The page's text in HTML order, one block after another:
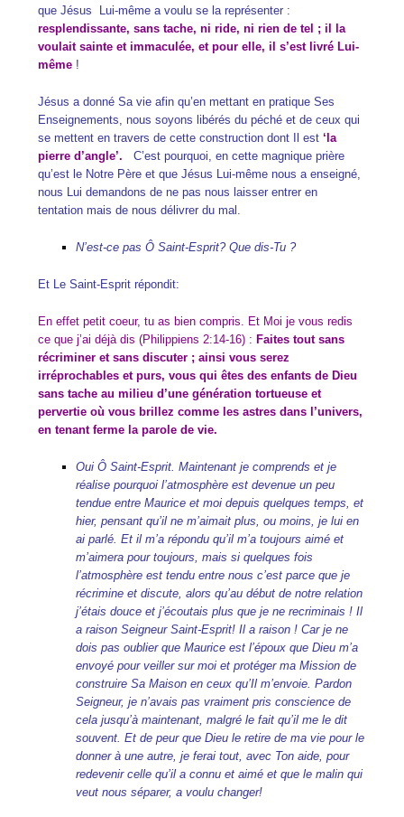
que Jésus Lui-même a voulu se la représenter :
resplendissante, sans tache, ni ride, ni rien de tel ; il la
voulait sainte et immaculée, et pour elle, il s’est livré Lui-
même !
Jésus a donné Sa vie afin qu’en mettant en pratique Ses
Enseignements, nous soyons libérés du péché et de ceux qui
se mettent en travers de cette construction dont Il est‘la
pierre d’angle’.
C’est pourquoi, en cette magnique prière
qu’est le Notre Père et que Jésus Lui-même nous a enseigné,
nous Lui demandons de ne pas nous laisser entrer en
tentation mais de nous délivrer du mal.
N’est-ce pas Ô Saint-Esprit? Que dis-Tu ?
Et Le Saint-Esprit répondit:
En effet petit coeur, tu as bien compris. Et Moi je vous redis
ce que j’ai déjà dis (Philippiens 2:14-16) :Faites tout sans
récriminer et sans discuter ; ainsi vous serez
irréprochables et purs, vous qui êtes des enfants de Dieu
sans tache au milieu d’une génération tortueuse et
pervertie où vous brillez comme les astres dans l’univers,
en tenant ferme la parole de vie.
Oui Ô Saint-Esprit. Maintenant je comprends et je
réalise pourquoi l’atmosphère est devenue un peu
tendue entre Maurice et moi depuis quelques temps, et
hier, pensant qu’il ne m’aimait plus, ou moins, je lui en
ai parlé. Et il m’a répondu qu’il m’a toujours aimé et
m’aimera pour toujours, mais si quelques fois
l’atmosphère est tendu entre nous c’est parce que je
récrimine et discute, alors qu’au début de notre relation
j’étais douce et j’écoutais plus que je ne recriminais ! Il
a raison Seigneur Saint-Esprit! Il a raison ! Car je ne
dois pas oublier que Maurice est l’époux que Dieu m’a
envoyé pour veiller sur moi et protéger ma Mission de
construire Sa Maison en ceux qu’Il m’envoie. Pardon
Seigneur, je n’avais pas vraiment pris conscience de
cela jusqu’à maintenant, malgré le fait qu’il me le dit
souvent. Et de peur que Dieu le retire de ma vie pour le
donner à une autre, je ferai tout, avec Ton aide, pour
redevenir celle qu’il a connu et aimé et que le malin qui
veut nous séparer, a voulu changer!